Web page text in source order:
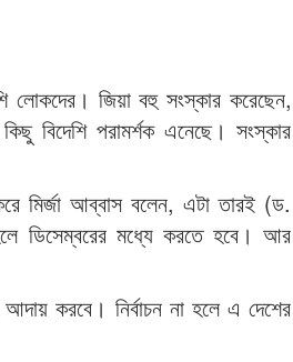
লোকদের। জিয়া বহু সংস্কার করেছেন,
বিদেশি পরামর্শক এনেছে। সংস্কার
মির্জা আব্বাস বলেন, এটা তারই (ড.
ডিসেম্বরের মধ্যে করতে হবে। আর
করবে। নির্বাচন না হলে এ দেশের